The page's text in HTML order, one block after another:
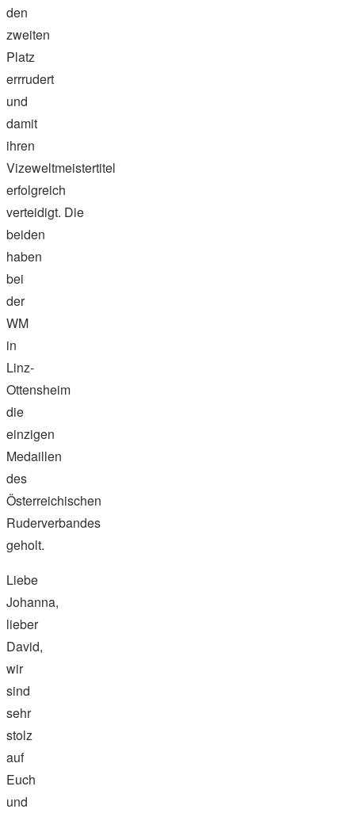
den
zweiten
Platz
errrudert
und
damit
ihren
Vizeweltmeistertitel
erfolgreich
verteidigt. Die
beiden
haben
bei
der
WM
in
Linz-
Ottensheim
die
einzigen
Medaillen
des
Österreichischen
Ruderverbandes
geholt.
Liebe
Johanna,
lieber
David,
wir
sind
sehr
stolz
auf
Euch
und